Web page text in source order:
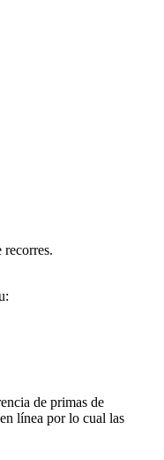
recorres.
de primas de
línea por lo cual las